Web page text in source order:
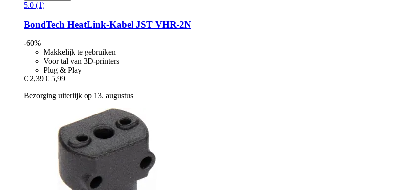
5.0 (1)
BondTech HeatLink-​Kabel JST VHR-​2N
-60%
Makkelijk te gebruiken
Voor tal van 3D-printers
Plug & Play
€ 2,39 € 5,99
Bezorging uiterlijk op 13. augustus